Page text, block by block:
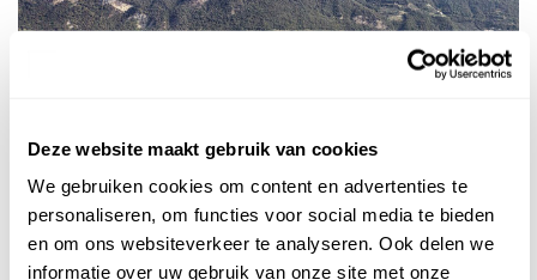
Deze website maakt gebruik van cookies
We gebruiken cookies om content en advertenties te
personaliseren, om functies voor social media te bieden
en om ons websiteverkeer te analyseren. Ook delen we
informatie over uw gebruik van onze site met onze